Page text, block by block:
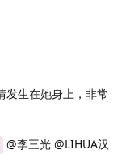
发生在她身上，非常
@李三光 @LIHUA汉